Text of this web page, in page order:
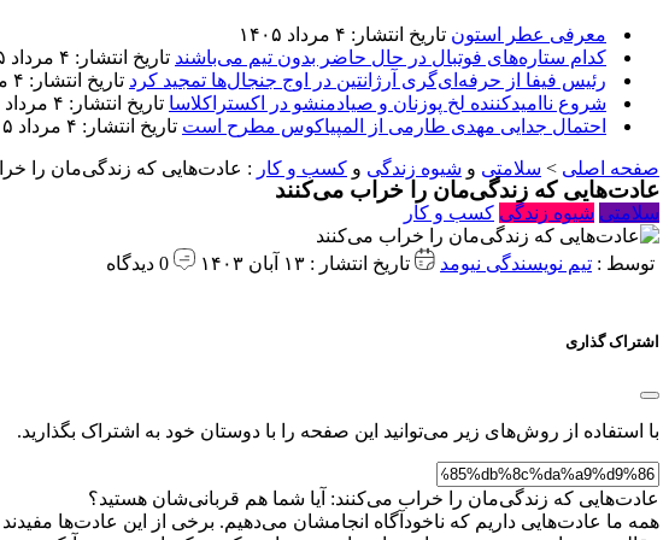
معرفی عطر استون تاریخ انتشار: ۴ مرداد ۱۴۰۵
کدام ستاره‌های فوتبال در حال حاضر بدون تیم می‌باشند تاریخ انتشار: ۴ مرداد ۱۴۰۵
رئیس فیفا از حرفه‌ای‌گری آرژانتین در اوج جنجال‌ها تمجید کرد تاریخ انتشار: ۴ مرداد ۱۴۰۵
شروع ناامیدکننده لخ پوزنان و صیادمنشو در اکستراکلاسا تاریخ انتشار: ۴ مرداد ۱۴۰۵
احتمال جدایی مهدی طارمی از المپیاکوس مطرح است تاریخ انتشار: ۴ مرداد ۱۴۰۵
صفحه اصلی > سلامتی و شیوه زندگی و کسب و کار : عادت‌هایی که زندگی‌مان را
عادت‌هایی که زندگی‌مان را خراب می‌کنند
سلامتی شیوه زندگی کسب و کار
توسط : تیم نویسندگی نیومد تاریخ انتشار : ۱۳ آبان ۱۴۰۳
اشتراک گذاری
با استفاده از روش‌های زیر می‌توانید این صفحه را با دوستان خود به اشتراک بگذارید.
عادت‌هایی که زندگی‌مان را خراب می‌کنند: آیا شما هم قربانی‌شان هستید؟
همه ما عادت‌هایی داریم که ناخودآگاه انجامشان می‌دهیم. برخی از این عادت‌ها